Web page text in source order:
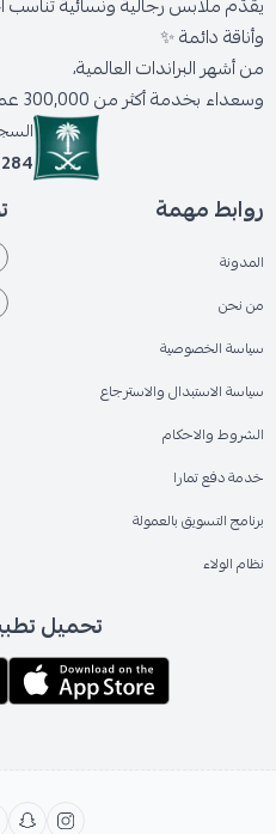
وأناقة دائمة ✨
من أشهر البراندات العالمية،
وسعداء بخدمة أكثر من 300,000 عميل حول المملكة.
روابط مهمة
المدونة
من نحن
سياسة الخصوصية
سياسة الاستبدال والاسترجاع
الشروط والاحكام
خدمة دفع تمارا
برنامج التسويق بالعمولة
نظام الولاء
تحميل